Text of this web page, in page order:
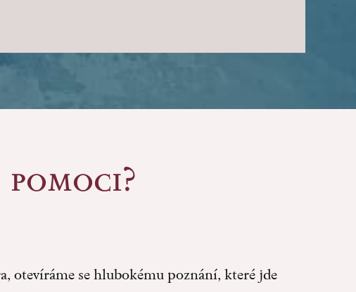
otevíráme se hlubokému poznání, které jde